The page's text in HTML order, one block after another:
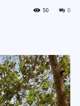
0
50